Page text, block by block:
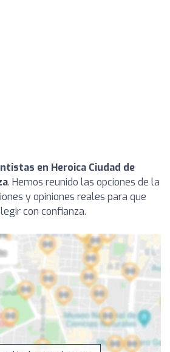
en Heroica Ciudad de
. Hemos reunido las opciones de la
y opiniones reales para que
con confianza.